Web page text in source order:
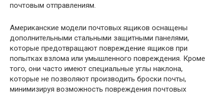
почтовым отправлениям.
Американские модели почтовых ящиков оснащены
дополнительными стальными защитными панелями,
которые предотвращают повреждение ящиков при
попытках взлома или умышленного повреждения. Кроме
того, они часто имеют специальные углы наклона,
которые не позволяют производить броски почты,
минимизируя возможность повреждения почтовых